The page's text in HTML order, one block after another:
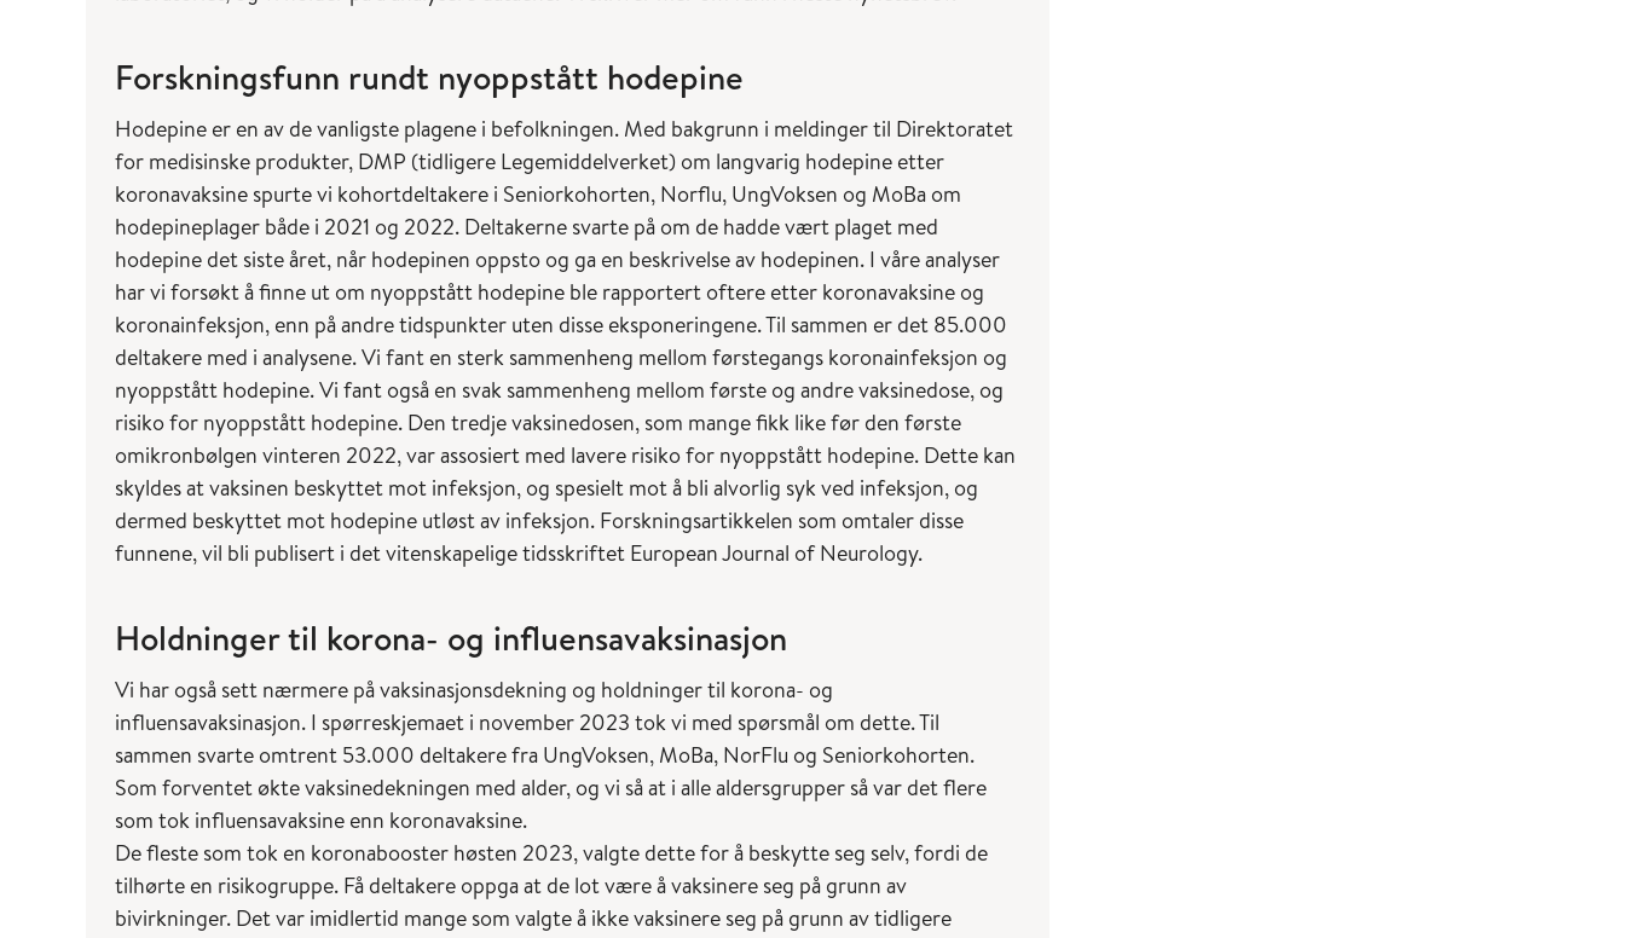
Forskningsfunn rundt nyoppstått hodepine
Hodepine er en av de vanligste plagene i befolkningen. Med bakgrunn i meldinger til Direktoratet
for medisinske produkter, DMP (tidligere Legemiddelverket) om langvarig hodepine etter
koronavaksine spurte vi kohortdeltakere i Seniorkohorten, Norflu, UngVoksen og MoBa om
hodepineplager både i 2021 og 2022. Deltakerne svarte på om de hadde vært plaget med
hodepine det siste året, når hodepinen oppsto og ga en beskrivelse av hodepinen. I våre analyser
har vi forsøkt å finne ut om nyoppstått hodepine ble rapportert oftere etter koronavaksine og
koronainfeksjon, enn på andre tidspunkter uten disse eksponeringene. Til sammen er det 85.000
deltakere med i analysene. Vi fant en sterk sammenheng mellom førstegangs koronainfeksjon og
nyoppstått hodepine. Vi fant også en svak sammenheng mellom første og andre vaksinedose, og
risiko for nyoppstått hodepine. Den tredje vaksinedosen, som mange fikk like før den første
omikronbølgen vinteren 2022, var assosiert med lavere risiko for nyoppstått hodepine. Dette kan
skyldes at vaksinen beskyttet mot infeksjon, og spesielt mot å bli alvorlig syk ved infeksjon, og
dermed beskyttet mot hodepine utløst av infeksjon. Forskningsartikkelen som omtaler disse
funnene, vil bli publisert i det vitenskapelige tidsskriftet European Journal of Neurology.
Holdninger til korona- og influensavaksinasjon
Vi har også sett nærmere på vaksinasjonsdekning og holdninger til korona- og
influensavaksinasjon. I spørreskjemaet i november 2023 tok vi med spørsmål om dette. Til
sammen svarte omtrent 53.000 deltakere fra UngVoksen, MoBa, NorFlu og Seniorkohorten.
Som forventet økte vaksinedekningen med alder, og vi så at i alle aldersgrupper så var det flere
som tok influensavaksine enn koronavaksine.
De fleste som tok en koronabooster høsten 2023, valgte dette for å beskytte seg selv, fordi de
tilhørte en risikogruppe. Få deltakere oppga at de lot være å vaksinere seg på grunn av
bivirkninger. Det var imidlertid mange som valgte å ikke vaksinere seg på grunn av tidligere